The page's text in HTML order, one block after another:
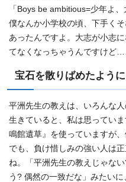
「Boys be ambitious=少年よ、
僕なんか小学校の頃、下手く
あったんですよ。大志が小志
てなくなっちゃうんですけど
宝石を散りばめたように
平洲先生の教えは、いろんな
生きていると、私は思ってい
鳴館遺草』を使っていますが
でも、負け惜しみの強い人は
ね。「平洲先生の教えじゃな
う? 偶然の一致だな」みたい